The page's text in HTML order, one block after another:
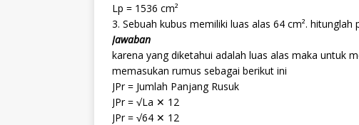
Lp = 1536 cm²
3. Sebuah kubus memiliki luas alas 64 cm².
Jawaban
karena yang diketahui adalah luas alas maka untuk
memasukan rumus sebagai berikut ini
JPr = Jumlah Panjang Rusuk
JPr = √La ✕ 12
JPr = √64 ✕ 12